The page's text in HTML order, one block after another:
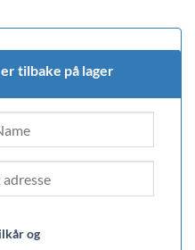
tilbake på lager
og